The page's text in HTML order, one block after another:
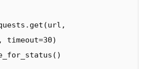
timeout=30)